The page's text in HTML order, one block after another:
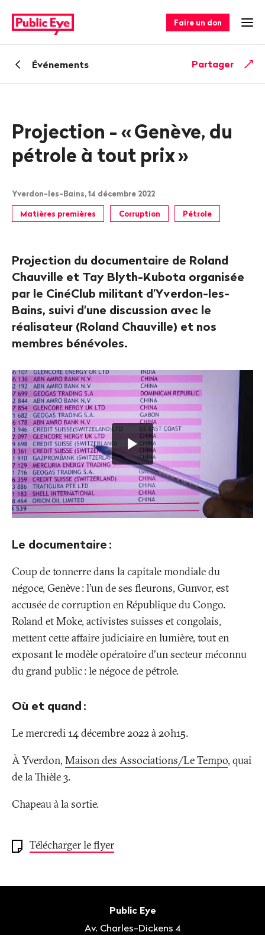
sur
publiceye.ch
rapide
Faire un don
RetourÉvénements Partager
Projection - «Genève, du
pétrole à tout prix»
Yverdon-les-Bains, 14 décembre 2022
Matières premières Corruption Pétrole
Projection du documentaire de Roland
Chauville et Tay Blyth-Kubota organisée
par le CinéClub militant d'Yverdon-les-
Bains, suivi d'une discussion avec le
réalisateur (Roland Chauville) et nos
membres bénévoles.
Lancer
la
vidéo
"Genève,
du
pétrole
à
tout
prix_TEASER_EN_SUB".
Appuyer
sur
ENTER
pour
le
YouTube.
Contrôler
le
lecteur
avec
la
touche
Le documentaire :
Coup de tonnerre dans la capitale mondiale du
négoce, Genève: l’un de ses fleurons, Gunvor, est
accusée de corruption en République du Congo.
Roland et Moke, activistes suisses et congolais,
mettent cette affaire judiciaire en lumière, tout en
exposant le modèle opératoire d'un secteur méconnu
du grand public: le négoce de pétrole.
Où et quand :
Le mercredi 14 décembre 2022 à 20h15.
À Yverdon, Maison des Associations/Le Tempo, quai
de la Thièle 3.
Chapeau à la sortie.
Télécharger le flyer
Public Eye
Av. Charles-Dickens 4